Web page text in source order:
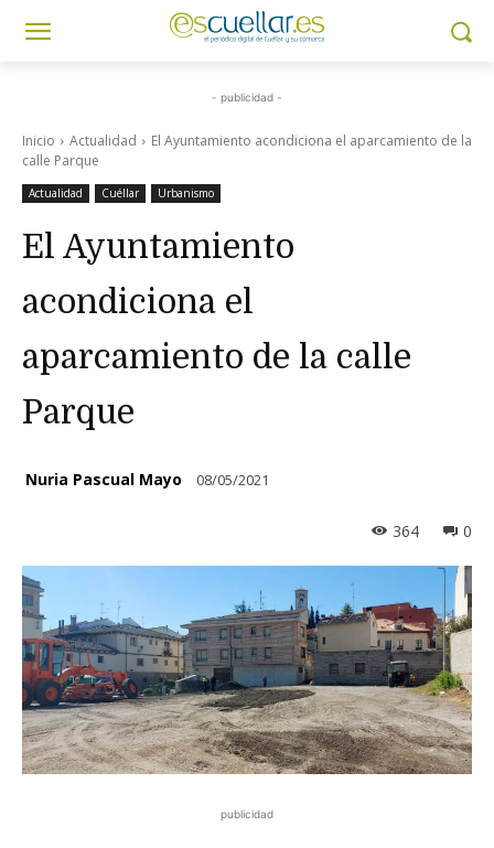
- publicidad -
Inicio Actualidad
El Ayuntamiento acondiciona el aparcamiento de la
calle Parque
Actualidad Cuéllar Urbanismo
El Ayuntamiento
acondiciona el
aparcamiento de la calle
Parque
Nuria Pascual Mayo 08/05/2021
0
364
publicidad